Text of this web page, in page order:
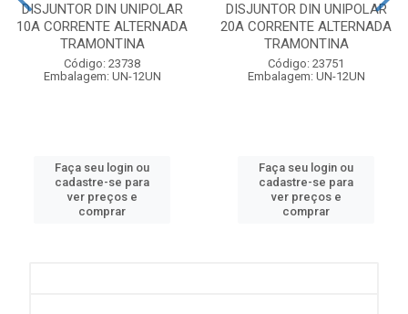
DISJUNTOR DIN UNIPOLAR
10A CORRENTE ALTERNADA
TRAMONTINA
Código: 23738
Embalagem: UN-12UN
Faça seu login ou
cadastre-se para
ver preços e
comprar
DISJUNTOR DIN UNIPOLAR
20A CORRENTE ALTERNADA
TRAMONTINA
Código: 23751
Embalagem: UN-12UN
Faça seu login ou
cadastre-se para
ver preços e
comprar